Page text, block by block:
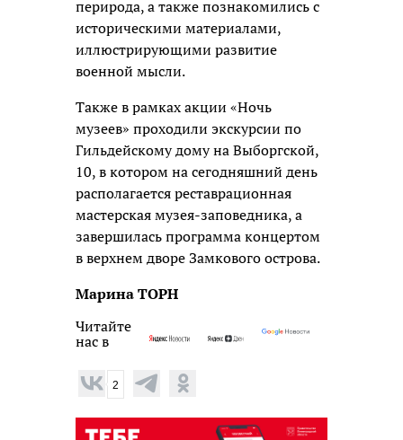
перирода, а также познакомились с
историческими материалами,
иллюстрирующими развитие
военной мысли.
Также в рамках акции «Ночь
музеев» проходили экскурсии по
Гильдейскому дому на Выборгской,
10, в котором на сегодняшний день
располагается реставрационная
мастерская музея-заповедника, а
завершилась программа концертом
в верхнем дворе Замкового острова.
Марина ТОРН
Читайте
нас в
2